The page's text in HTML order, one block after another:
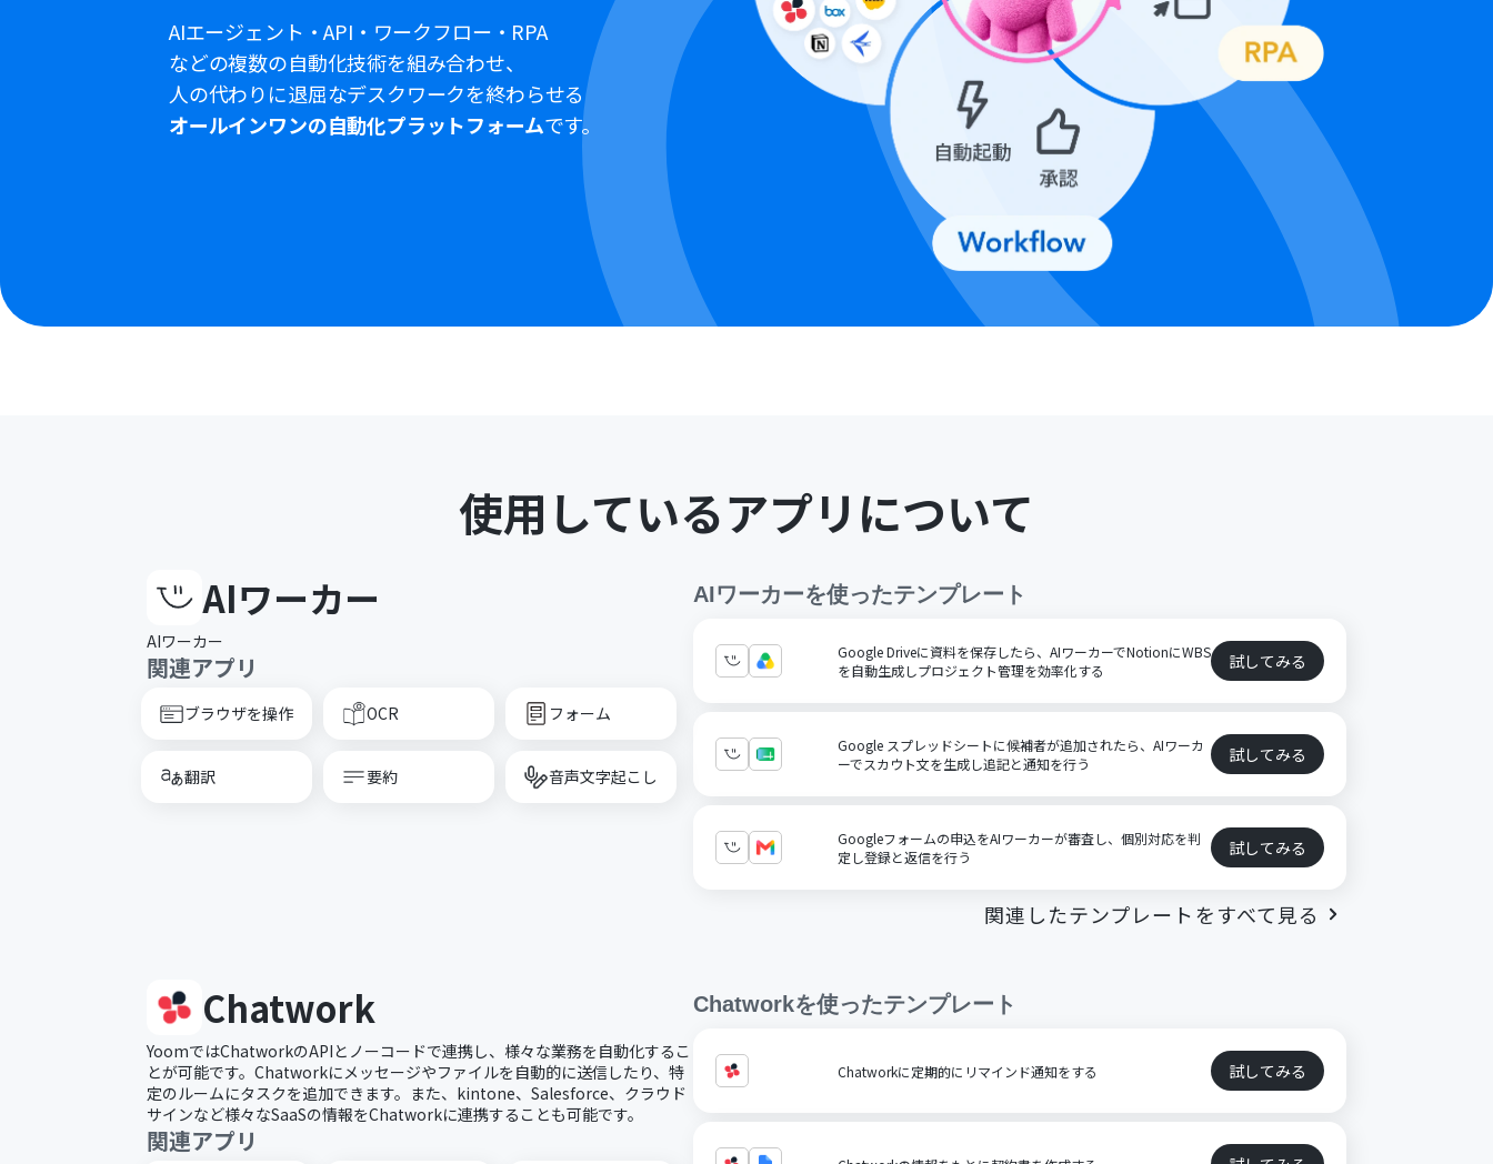
AIエージェント・API・ワークフロー・RPA
などの複数の自動化技術を組み合わせ、
人の代わりに退屈なデスクワークを終わらせる
オールインワンの自動化プラットフォームです。
使用しているアプリについて
AIワーカー
AIワーカー
関連アプリ
ブラウザを操作 OCR フォーム
翻訳 要約 音声文字起こし
AIワーカーを使ったテンプレート
Google Driveに資料を保存したら、AIワーカーでNotionにWBS
を自動生成しプロジェクト管理を効率化する
試してみる
Google スプレッドシートに候補者が追加されたら、AIワーカ
ーでスカウト文を生成し追記と通知を行う
試してみる
Googleフォームの申込をAIワーカーが審査し、個別対応を判
定し登録と返信を行う
試してみる
関連したテンプレートをすべて見る
Chatwork
YoomではChatworkのAPIとノーコードで連携し、様々な業務を自動化するこ
とが可能です。Chatworkにメッセージやファイルを自動的に送信したり、特
定のルームにタスクを追加できます。また、kintone、Salesforce、クラウド
サインなど様々なSaaSの情報をChatworkに連携することも可能です。
関連アプリ
Chatworkを使ったテンプレート
Chatworkに定期的にリマインド通知をする 試してみる